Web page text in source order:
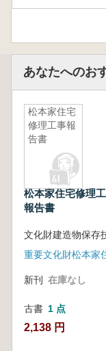
あなたへのお
松本家住宅
修理工事報
告書
松本家住宅修理
報告書
新刊 在庫なし
古書 1 点
2,138 円